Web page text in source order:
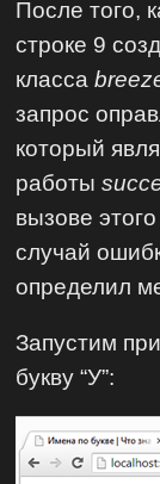
После того,
строке 9
класса
запрос
который
работы
вызове
случай
определил
Запустим
букву “У”: